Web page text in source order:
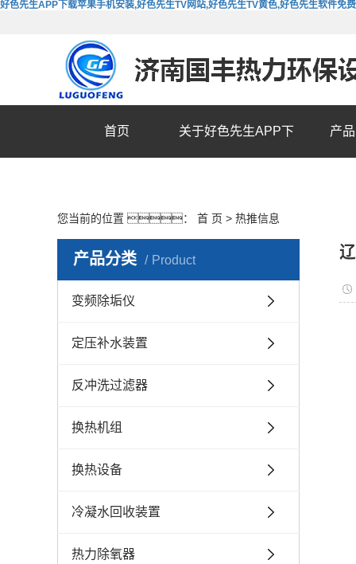
好色先生APP下载苹果手机安装,好色先生TV网站,好色先生TV黄色,好色先生软件免
首页 关于好色先生APP下 产
您当前的位置 ： 首 页 > 热推信息
产品分类 Product
变频除垢仪
定压补水装置
反冲洗过滤器
换热机组
换热设备
冷凝水回收装置
热力除氧器